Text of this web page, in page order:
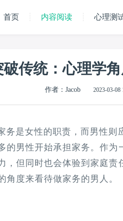
首页 内容阅读 心理测
破传统：心理学
作者：Jacob 2023-03-08
务是女性的职责，而男性
的男性开始承担家务。作
，但同时也会体验到家庭
角度来看待做家务的男人。